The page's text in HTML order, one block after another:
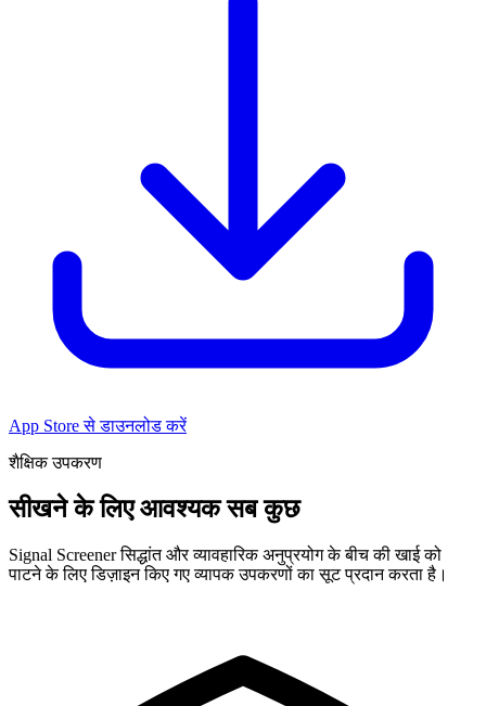
App Store से डाउनलोड करें
शैक्षिक उपकरण
सीखने के लिए आवश्यक सब कुछ
Signal Screener सिद्धांत और व्यावहारिक अनुप्रयोग के बीच की खाई को
पाटने के लिए डिज़ाइन किए गए व्यापक उपकरणों का सूट प्रदान करता है।